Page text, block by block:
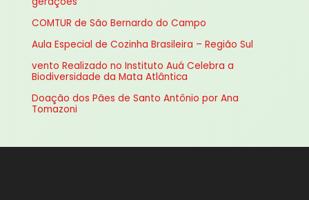
p
o
:
COMTUR de São Bernardo do Campo
Aula Especial de Cozinha Brasileira – Região Sul
vento Realizado no Instituto Auá Celebra a
Biodiversidade da Mata Atlântica
Doação dos Pães de Santo Antônio por Ana
Tomazoni